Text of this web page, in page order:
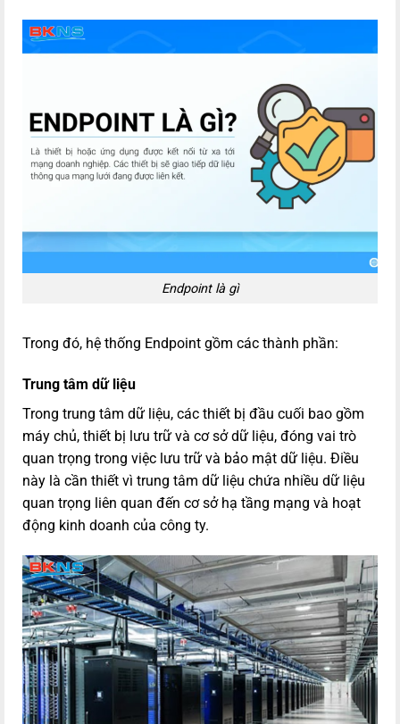
Endpoint là gì
Trong đó, hệ thống Endpoint gồm các thành phần:
Trung tâm dữ liệu
Trong trung tâm dữ liệu, các thiết bị đầu cuối bao gồm
máy chủ, thiết bị lưu trữ và cơ sở dữ liệu, đóng vai trò
quan trọng trong việc lưu trữ và bảo mật dữ liệu. Điều
này là cần thiết vì trung tâm dữ liệu chứa nhiều dữ liệu
quan trọng liên quan đến cơ sở hạ tầng mạng và hoạt
động kinh doanh của công ty.